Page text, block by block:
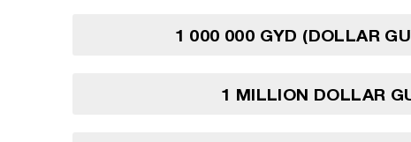
1 000 000 GYD (DOLLAR
1 MILLION DOLLAR